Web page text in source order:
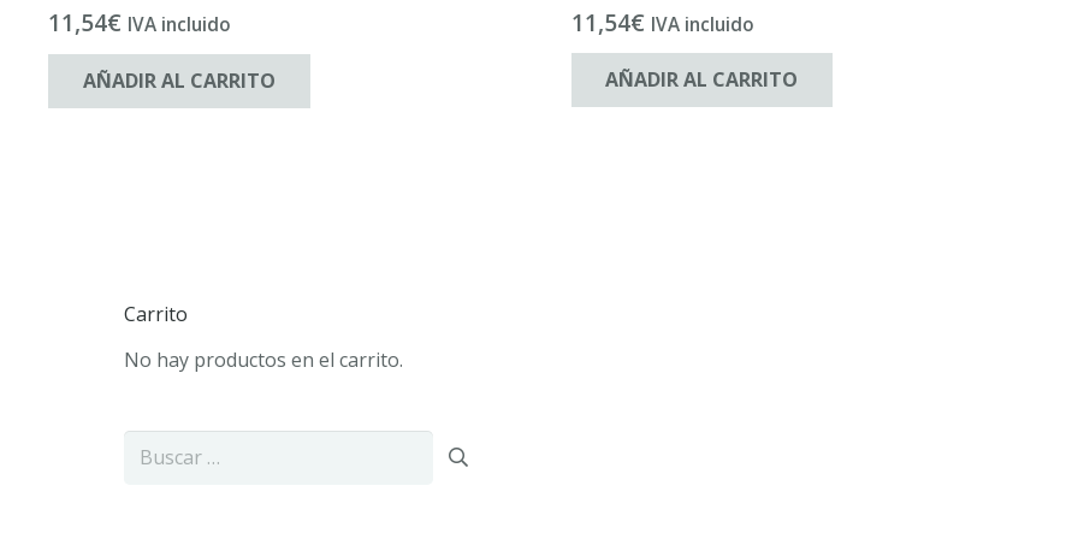
11,54€ IVA incluido
AÑADIR AL CARRITO
11,54€ IVA incluido
AÑADIR AL CARRITO
Carrito
No hay productos en el carrito.
Buscar: